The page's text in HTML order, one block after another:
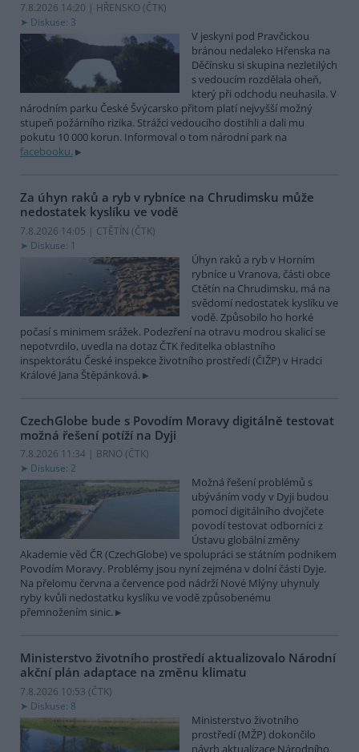
7.8.2026 14:20 | HŘENSKO (ČTK)
Diskuse: 3
V jeskyni pod Pravčickou
bránou nedaleko Hřenska na
Děčínsku si skupina nezletilých
s vedoucím rozdělala oheň,
který při odchodu neuhasila. V
národním parku České Švýcarsko přitom platí nejvyšší možný
stupeň požárního rizika. Strážci vedoucího dostihli a dali mu
pokutu 10 000 korun. Informoval o tom národní park na
facebooku.
Za úhyn raků a ryb v rybníce na Chrudimsku může
nedostatek kyslíku ve vodě
7.8.2026 14:05 | CTĚTÍN (ČTK)
Diskuse: 1
Úhyn raků a ryb v Horním
rybníce u Vranova, části obce
Ctětín na Chrudimsku, má na
svědomí nedostatek kyslíku ve
vodě. Způsobilo ho horké
počasí s minimem srážek. Podezření na otravu modrou skalicí se
nepotvrdilo, uvedla na dotaz ČTK ředitelka oblastního
inspektorátu České inspekce životního prostředí (ČIŽP) v Hradci
Králové Jana Štěpánková.
CzechGlobe bude s Povodím Moravy digitálně testovat
možná řešení potíží na Dyji
7.8.2026 11:34 | BRNO (ČTK)
Diskuse: 2
Možná řešení problémů s
ubýváním vody v Dyji budou
pomocí digitálního dvojčete
povodí testovat odborníci z
Ústavu globální změny
Akademie věd ČR (CzechGlobe) ve spolupráci se státním podnikem
Povodím Moravy. Problémy jsou nyní zejména v dolní části Dyje.
Na přelomu června a července pod nádrží Nové Mlýny uhynuly
ryby kvůli nedostatku kyslíku ve vodě způsobenému
přemnožením sinic.
Ministerstvo životního prostředí aktualizovalo Národní
akční plán adaptace na změnu klimatu
7.8.2026 10:53 (ČTK)
Diskuse: 8
Ministerstvo životního
prostředí (MŽP) dokončilo
návrh aktualizace Národního